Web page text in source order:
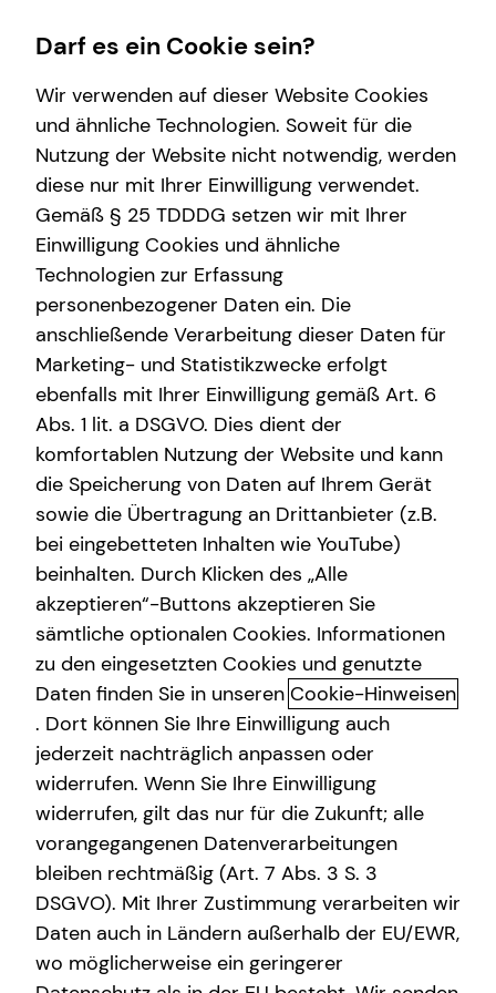
Wissenswertes
Über mich
Über tecis
Podcast
teamzukunft
Interview
Karriere-Infos
Karrierechancen
Initiativbewerbung
Service
Kundenportal
Schadenabwicklung
Finanzberatung
Spezialisten-Netzwerk
Immobilienfinanzierung
Investment
Kapitalanlage Immobilien
Christian Schmitt
Christian Schmitt kennenlernen
in Trier
Ich bin 1991 in Koblenz geboren und fühle mich seit jeher
mit den “Großstädtchen”, wie Koblenz sich selbst
liebevoll nennt, verbunden. Städte mit rund 100.000
Einwohnern haben einen ganz besonderen Charme – sie
sind nicht zu groß, bieten aber dennoch alles, was man
braucht.
Genau das war auch der Grund, warum ich 2019 die
Chance ergriffen habe, nach Trier zu ziehen und dort den
erstentecis-Standort zu eröffnen.
Darf es ein Cookie sein?
Wir verwenden auf dieser Website Cookies
und ähnliche Technologien. Soweit für die
Nutzung der Website nicht notwendig, werden
diese nur mit Ihrer Einwilligung verwendet.
Gemäß § 25 TDDDG setzen wir mit Ihrer
Einwilligung Cookies und ähnliche
Technologien zur Erfassung
personenbezogener Daten ein. Die
anschließende Verarbeitung dieser Daten für
Marketing- und Statistikzwecke erfolgt
ebenfalls mit Ihrer Einwilligung gemäß Art. 6
Abs. 1 lit. a DSGVO. Dies dient der
komfortablen Nutzung der Website und kann
die Speicherung von Daten auf Ihrem Gerät
sowie die Übertragung an Drittanbieter (z.B.
bei eingebetteten Inhalten wie YouTube)
beinhalten. Durch Klicken des „Alle
akzeptieren“-Buttons akzeptieren Sie
sämtliche optionalen Cookies. Informationen
zu den eingesetzten Cookies und genutzte
Daten finden Sie in unseren Cookie-Hinweisen
. Dort können Sie Ihre Einwilligung auch
jederzeit nachträglich anpassen oder
widerrufen. Wenn Sie Ihre Einwilligung
widerrufen, gilt das nur für die Zukunft; alle
vorangegangenen Datenverarbeitungen
bleiben rechtmäßig (Art. 7 Abs. 3 S. 3
DSGVO). Mit Ihrer Zustimmung verarbeiten wir
Daten auch in Ländern außerhalb der EU/EWR,
wo möglicherweise ein geringerer